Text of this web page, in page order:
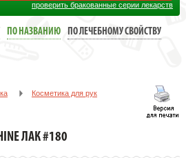
проверить бракованные серии лекарств
ПО НАЗВАНИЮ
ПО ЛЕЧЕБНОМУ СВОЙСТВУ
Косметика для рук
ЛАК #180